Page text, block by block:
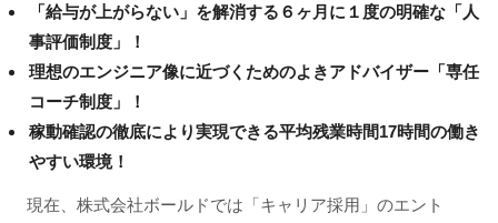
「給与が上がらない」を解消する６ヶ月に１度の明確な「人
事評価制度」！
理想のエンジニア像に近づくためのよきアドバイザー「専任
コーチ制度」！
稼動確認の徹底により実現できる平均残業時間17時間の働き
やすい環境！
現在、株式会社ボールドでは「キャリア採用」のエント